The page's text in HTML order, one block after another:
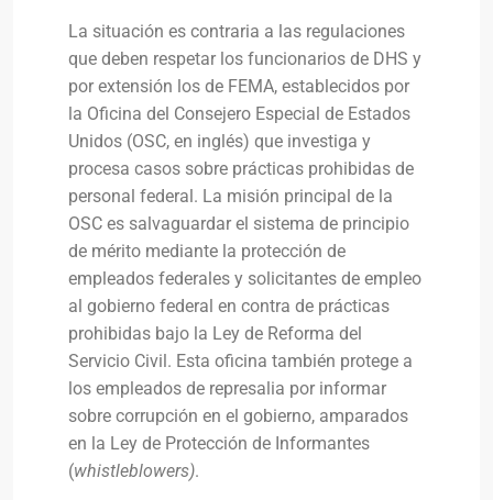
La situación es contraria a las regulaciones
que deben respetar los funcionarios de DHS y
por extensión los de FEMA, establecidos por
la Oficina del Consejero Especial de Estados
Unidos (OSC, en inglés) que investiga y
procesa casos sobre prác​ticas prohibidas de
personal federal. La misión principal de la
OSC es salvaguardar el sistema de principio
de mérito mediante la protección de
empleados federales y solicitantes de empleo
al gobierno federal en contra de prácticas
prohibidas bajo la Ley de Reforma del
Servicio Civil. Esta oficina también protege a
los empleados de represalia por informar
sobre corrupción en el gobierno, amparados
en la Ley de Protección de Informantes
(whistleblowers).